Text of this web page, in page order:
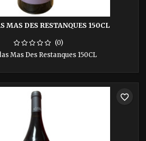
MAS DES RESTANQUES 150CL
(0)
Mas Des Restanques 150CL
favorite_border